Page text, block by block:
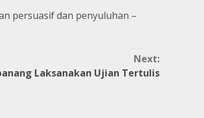
persuasif dan penyuluhan –
Next:
Laksanakan Ujian Tertulis